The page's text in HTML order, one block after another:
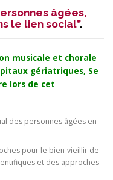
âgées,
le lien social”.
musicale et chorale
gériatriques, Se
lors de cet
des personnes âgées en
pour le bien-vieillir de
et des approches